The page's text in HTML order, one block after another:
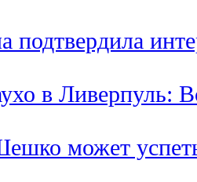
подтвердила
в Ливерпуль:
может